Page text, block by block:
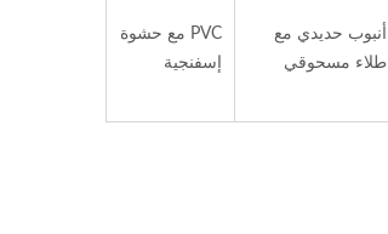
أنبوب حديدي مع
طلاء مسحوقي
PVC مع حشوة
إسفنجية
مورد محترف لعربات اليد
OEMODM تخصيص عربات اليد.